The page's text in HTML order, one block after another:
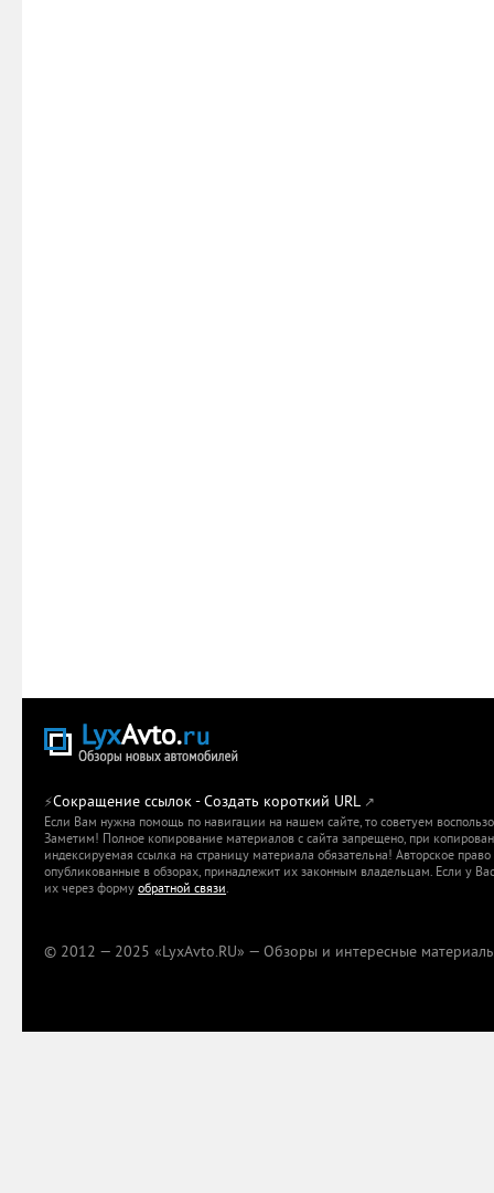
⚡Сокращение ссылок - Создать короткий URL ↗
Если Вам нужна помощь по навигации на нашем сайте, то советуем
Заметим! Полное копирование материалов с сайта запрещено, при
индексируемая ссылка на страницу материала обязательна! Авторское
опубликованные в обзорах, принадлежит их законным владельцам. Если у
их через форму обратной связи.
© 2012 — 2025 «LyxAvto.RU» — Обзоры и интересные